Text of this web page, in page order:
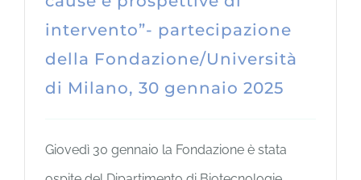
intervento”- partecipazione
della Fondazione/Università
di Milano, 30 gennaio 2025
Giovedì 30 gennaio la Fondazione è stata